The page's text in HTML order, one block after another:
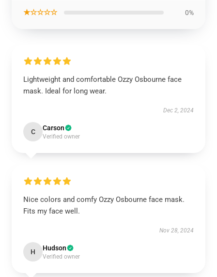
★☆☆☆☆ 0%
Lightweight and comfortable Ozzy Osbourne face
mask. Ideal for long wear.
Dec 2, 2024
C Carson
Verified owner
Nice colors and comfy Ozzy Osbourne face mask.
Fits my face well.
Nov 28, 2024
H Hudson
Verified owner